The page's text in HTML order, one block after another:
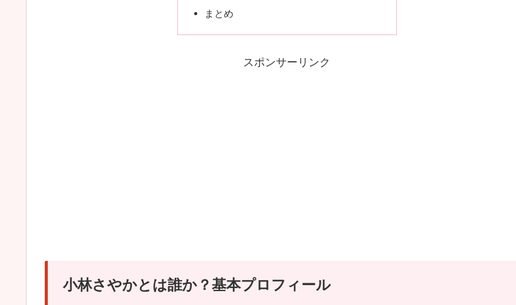
まとめ
スポンサーリンク
小林さやかとは誰か？基本プロフィール